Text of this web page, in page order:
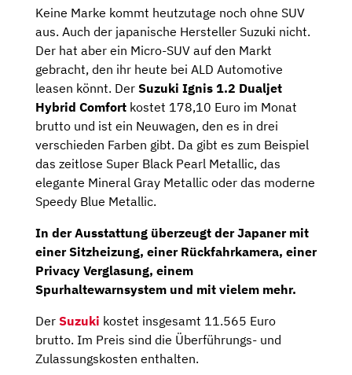
Keine Marke kommt heutzutage noch ohne SUV
aus. Auch der japanische Hersteller Suzuki nicht.
Der hat aber ein Micro-SUV auf den Markt
gebracht, den ihr heute bei ALD Automotive
leasen könnt. Der Suzuki Ignis 1.2 Dualjet
Hybrid Comfort kostet 178,10 Euro im Monat
brutto und ist ein Neuwagen, den es in drei
verschieden Farben gibt. Da gibt es zum Beispiel
das zeitlose Super Black Pearl Metallic, das
elegante Mineral Gray Metallic oder das moderne
Speedy Blue Metallic.
In der Ausstattung überzeugt der Japaner mit
einerSitzheizung, einer Rückfahrkamera, einer
Privacy Verglasung, einem
Spurhaltewarnsystem und mit vielem mehr.
Der Suzuki kostet insgesamt 11.565 Euro
brutto. Im Preis sind die Überführungs- und
Zulassungskosten enthalten.